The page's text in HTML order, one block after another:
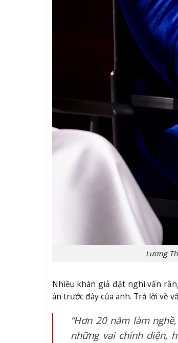
Lương
Nhiều khán giả đặt nghi vấn
án trước đây của anh. Trả lời về
“Hơn 20 năm làm
những vai chính diện,